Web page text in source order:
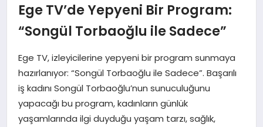
SAĞLIK
TEKNOLOJI
SPOR
Ege TV’de Yepyeni Bir Program:
“Songül Torbaoğlu ile Sadece”
Ege TV, izleyicilerine yepyeni bir program sunmaya
hazırlanıyor: “Songül Torbaoğlu ile Sadece”. Başarılı
iş kadını Songül Torbaoğlu’nun sunuculuğunu
yapacağı bu program, kadınların günlük
yaşamlarında ilgi duyduğu yaşam tarzı, sağlık,